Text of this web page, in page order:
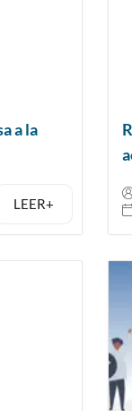
a la
LEER+